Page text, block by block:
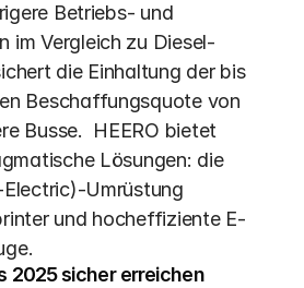
Betriebs- und
im Vergleich zu Diesel-
die Einhaltung der bis
Beschaffungsquote von
Busse.  HEERO bietet
Lösungen: die
Umrüstung
und hocheffiziente E-
2025 sicher erreichen